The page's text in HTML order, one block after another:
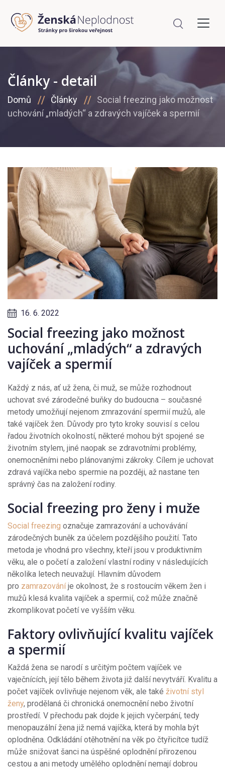
Články - detail
Domů Články
Social freezing jako možnost
uchování „mladých“ a zdravých vajíček a spermií
16. 6. 2022
Social freezing jako možnost
uchování „mladých“ a zdravých
vajíček a spermií
Každý z nás, ať už žena, či muž, se může rozhodnout
uchovat své zárodečné buňky do budoucna – současné
metody umožňují nejenom zmrazování spermií mužů, ale
také vajíček žen. Důvody pro tyto kroky souvisí s celou
řadou životních okolností, některé mohou být spojené se
životním stylem, jiné naopak se zdravotními problémy,
onemocněními nebo plánovanými zákroky. Cílem je uchovat
zdravá vajíčka nebo spermie na později, až nastane ten
správný čas na založení rodiny.
Social freezing pro ženy i muže
Social freezing označuje zamrazování a uchovávání
zárodečných buněk za účelem pozdějšího použití. Tato
metoda je vhodná pro všechny, kteří jsou v produktivním
věku, ale o početí a založení vlastní rodiny v následujících
několika letech neuvažují. Hlavním důvodem
pro zamrazováníje okolnost, že s rostoucím věkem žen i
mužů klesá kvalita vajíček a spermií, což může značně
zkomplikovat početí ve vyšším věku.
Faktory ovlivňující kvalitu vajíček
a spermií
Každá žena se narodí s určitým počtem vajíček ve
vaječnících, její tělo během života již další nevytváří. Kvalitu a
počet vajíček ovlivňuje nejenom věk, ale také životní styl
ženy, prodělaná či chronická onemocnění nebo životní
prostředí. V přechodu pak dojde k jejich vyčerpání, tedy
menopauzální žena již nemá vajíčka, která by mohla být
oplodněna. Odkládání otěhotnění na věk po čtyřicítce tudíž
může snižovat šanci na úspěšné oplodnění přirozenou
cestou a ani metody umělého oplodnění nemají dobrou